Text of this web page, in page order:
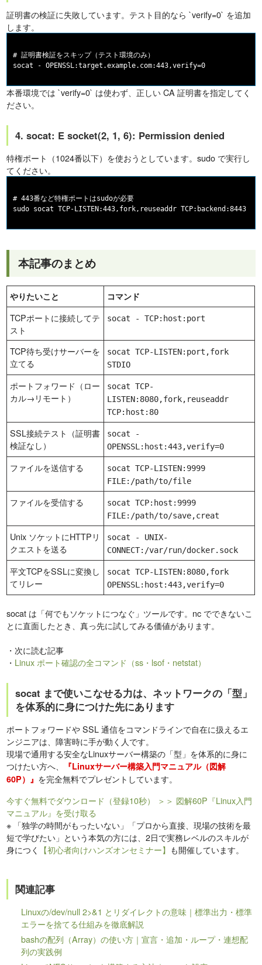
証明書の検証に失敗しています。テスト目的なら `verify=0` を追加
します。
# 証明書検証をスキップ（テスト環境のみ）
本番環境では `verify=0` は使わず、正しい CA 証明書を指定してく
ださい。
4. socat: E socket(2, 1, 6): Permission denied
特権ポート（1024番以下）を使おうとしています。sudo で実行し
てください。
# 443番など特権ポートはsudoが必要
本記事のまとめ
やりたいこと コマンド
TCPポートに接続してテ
スト
socat - TCP:host:port
TCP待ち受けサーバーを
立てる
socat TCP-LISTEN:port,fork
STDIO
ポートフォワード（ロー
カル→リモート）
socat TCP-
LISTEN:8080,fork,reuseaddr
TCP:host:80
SSL接続テスト（証明書
検証なし）
socat -
OPENSSL:host:443,verify=0
ファイルを送信する
socat TCP-LISTEN:9999
FILE:/path/to/file
ファイルを受信する
socat TCP:host:9999
FILE:/path/to/save,creat
Unix ソケットにHTTPリ
クエストを送る
socat - UNIX-
CONNECT:/var/run/docker.sock
平文TCPをSSLに変換し
てリレー
socat TCP-LISTEN:8080,fork
OPENSSL:host:443,verify=0
socat は「何でもソケットにつなぐ」ツールです。nc でできないこ
とに直面したとき、真っ先に試してみる価値があります。
・次に読む記事
・ Linux ポート確認の全コマンド（ss・lsof・netstat）
socat まで使いこなせる力は、ネットワークの「型」
を体系的に身につけた先にあります
ポートフォワードや SSL 通信をコマンドラインで自在に扱えるエ
ンジニアは、障害時に手が動く人です。
現場で通用する安全なLinuxサーバー構築の「型」を体系的に身に
つけたい方へ、
『Linuxサーバー構築入門マニュアル（図解
60P）』 を完全無料でプレゼントしています。
今すぐ無料でダウンロード（登録10秒）
＞＞ 図解60P『Linux入門
マニュアル』を受け取る
※ 「独学の時間がもったいない」「プロから直接、現場の技術を最
短で学びたい」という本気の方には、2日で実務レベルのスキルが
身につく
【初心者向けハンズオンセミナー】 も開催しています。
関連記事
Linuxの/dev/null 2>&1 とリダイレクトの意味｜標準出力・標準
エラーを捨てる仕組みを徹底解説
bashの配列（Array）の使い方｜宣言・追加・ループ・連想配
列の実践例